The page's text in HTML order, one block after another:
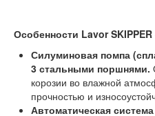
Особенности Lavor SKIPPER
Силуминовая помпа
3 стальными поршнями.
корозии во влажной
прочностью и
Автоматическая